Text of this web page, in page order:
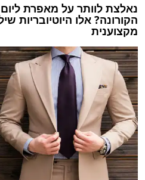
נאלצת לוותר על מאפרת
הקורונה? אלו היוטיובריות
מקצוענית